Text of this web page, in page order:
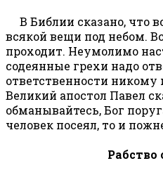
В Библии сказано, что
всякой вещи под небом.
проходит. Неумолимо
содеянные грехи надо
ответственности
Великий апостол Павел
обманывайтесь, Бог
человек посеял, то и
Рабство